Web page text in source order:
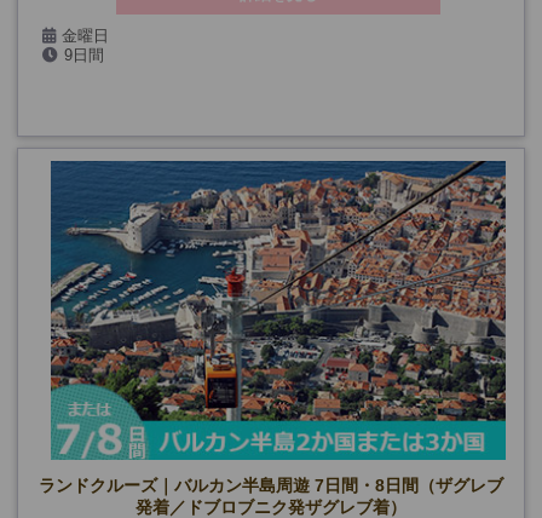
金曜日
4/24、5/1・15・29、6/12・26、9/4・18、10/2・16
9日間
ランドクルーズ｜バルカン半島周遊 7日間・8日間（ザグレブ
発着／ドブロブニク発ザグレブ着）